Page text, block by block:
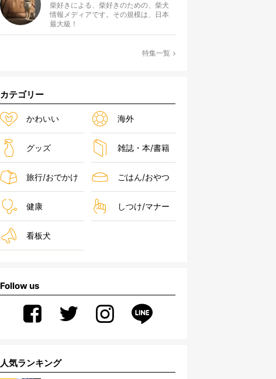
柴好きによる、柴好きのための、柴犬
情報メディアです。その規模は、日本
最大級！
特集一覧
カテゴリー
かわいい 海外
グッズ 雑誌・本/書籍
旅行/おでかけ ごはん/おやつ
健康 しつけ/マナー
看板犬
Follow us
人気ランキング